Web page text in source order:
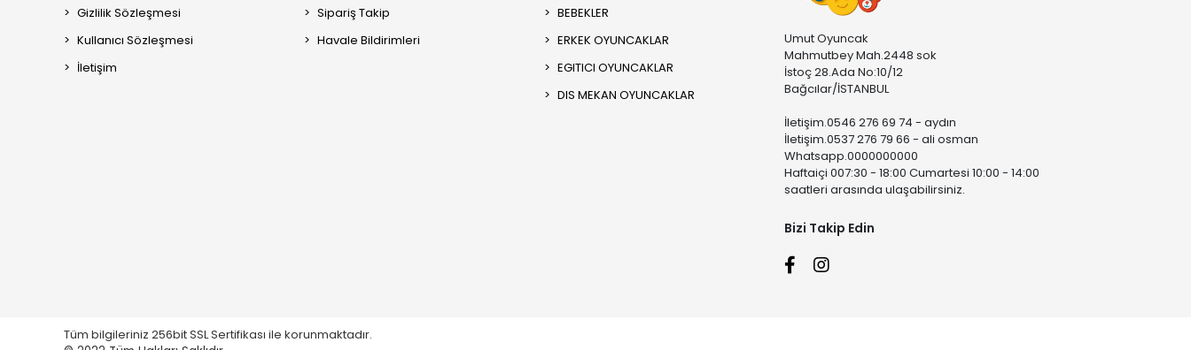
Gizlilik Sözleşmesi
Kullanıcı Sözleşmesi
İletişim
Sipariş Takip
Havale Bildirimleri
BEBEKLER
ERKEK OYUNCAKLAR
EGITICI OYUNCAKLAR
DIS MEKAN OYUNCAKLAR
Umut Oyuncak
Mahmutbey Mah.2448 sok
İstoç 28.Ada No:10/12
Bağcılar/İSTANBUL
İletişim.0546 276 69 74 - aydın
İletişim.0537 276 79 66 - ali osman
Whatsapp.0000000000
Haftaiçi 007:30 - 18:00 Cumartesi 10:00 - 14:00
saatleri arasında ulaşabilirsiniz.
Bizi Takip Edin
Tüm bilgileriniz 256bit SSL Sertifikası ile korunmaktadır.